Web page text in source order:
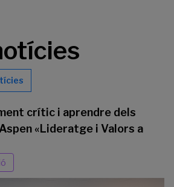
crític i aprendre dels
«Lideratge i Valors a